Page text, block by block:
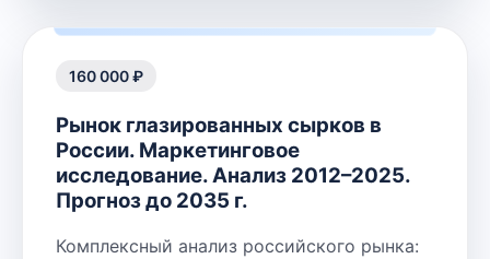
160 000 ₽
Рынок глазированных сырков в
России. Маркетинговое
исследование. Анализ 2012–2025.
Прогноз до 2035 г.
Комплексный анализ российского рынка: